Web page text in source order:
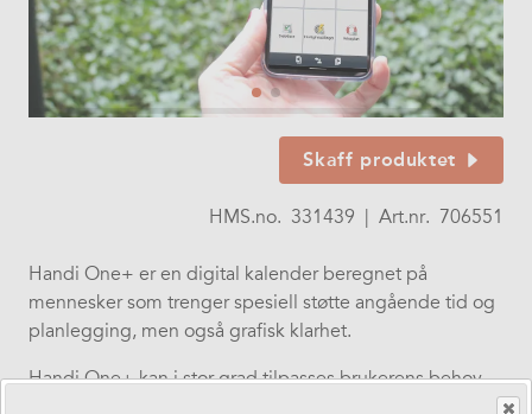
Skaff produktet
HMS.no. 331439 | Art.nr. 706551
Handi One+ er en digital kalender beregnet på
mennesker som trenger spesiell støtte angående tid og
planlegging, men også grafisk klarhet.
Handi One+ kan i stor grad tilpasses brukerens behov
og evner. Du kan bruke dine egne bilder eller de som er